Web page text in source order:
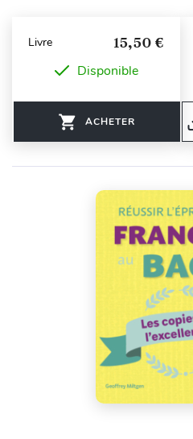
Livre 15,50 €
Disponible
ACHETER